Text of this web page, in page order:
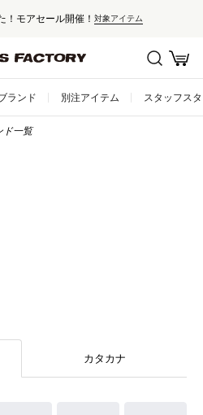
！モアセール開催！ 対象アイテム
ランド 別注アイテム スタッフス
ド一覧
カタカナ